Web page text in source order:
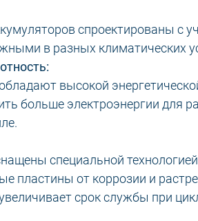
спроектированы с
в разных климатических
высокой
больше электроэнергии для
специальной
пластины от коррозии и
срок службы при